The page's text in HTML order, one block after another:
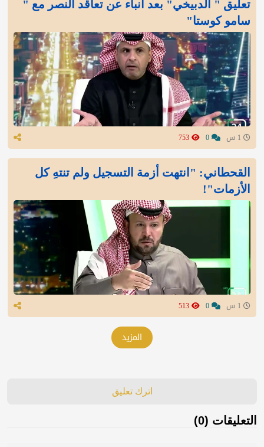
تعليق " الدبيخي" بعد أنباء عن تعاقد النصر مع "
سامو كوستا"
القحطاني: "انتهت أزمة التسجيل ولم تنتهِ كل
الأزمات"!
المزيد
اترك تعليق
التعليقات (0)